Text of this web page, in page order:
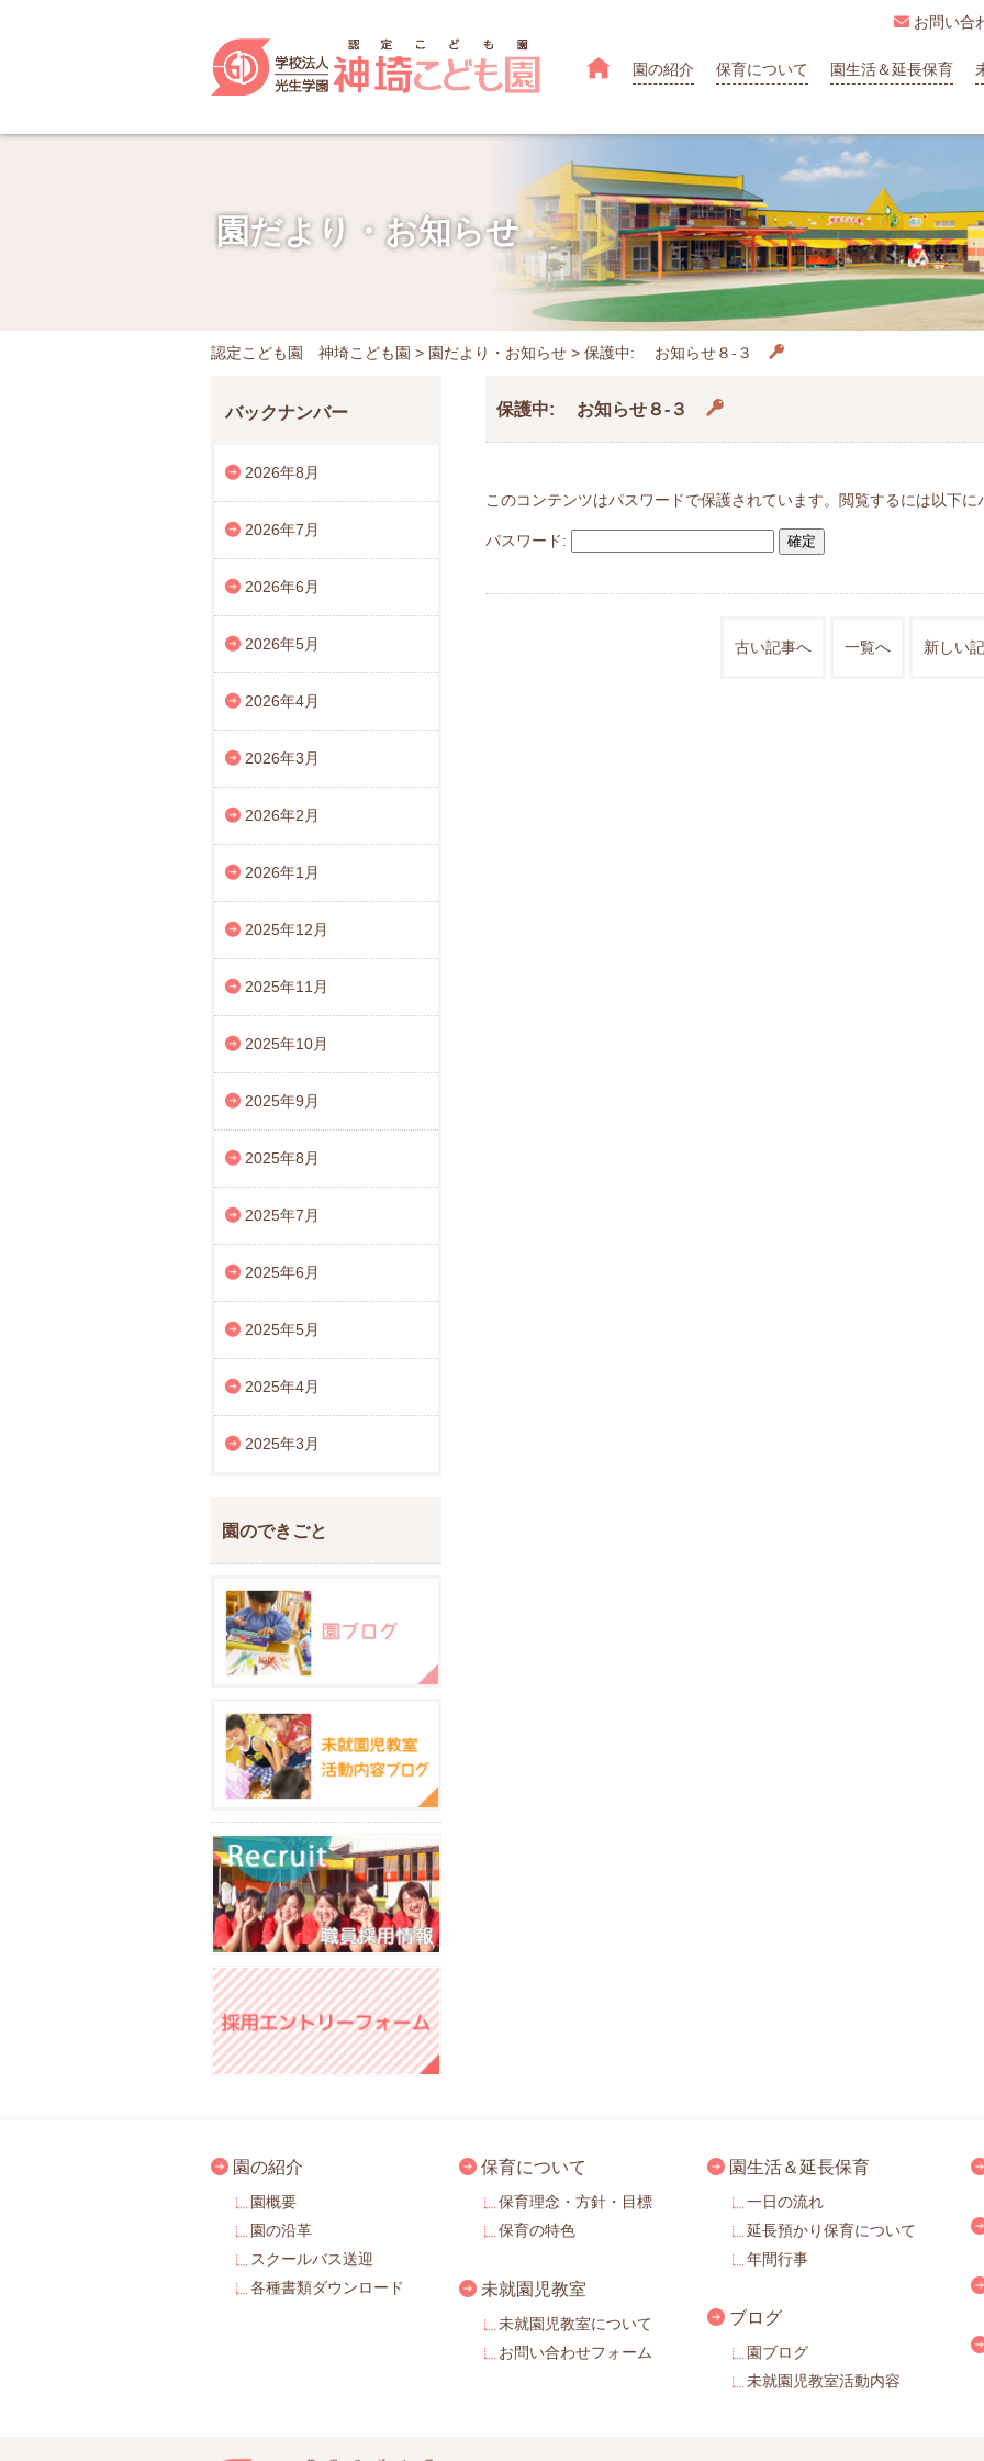
 園の紹介 保育について 園生活＆延長保育
 お問い合
園だより・お知らせ
認定こども園 神埼こども園 > 園だより・お知らせ > 保護中: お知らせ８-３
保護中: お知らせ８-３
このコンテンツはパスワードで保護されています。閲覧するには以下に
パスワード:
古い記事へ 一覧へ 新しい
バックナンバー
2026年8月
2026年7月
2026年6月
2026年5月
2026年4月
2026年3月
2026年2月
2026年1月
2025年12月
2025年11月
2025年10月
2025年9月
2025年8月
2025年7月
2025年6月
2025年5月
2025年4月
2025年3月
園のできごと
園の紹介
園概要
園の沿革
スクールバス送迎
各種書類ダウンロード
保育について
保育理念・方針・目標
保育の特色
未就園児教室
未就園児教室について
お問い合わせフォーム
園生活＆延長保育
一日の流れ
延長預かり保育について
年間行事
ブログ
園ブログ
未就園児教室活動内容